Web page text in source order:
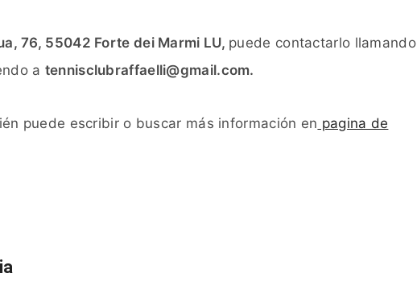
76, 55042 Forte dei Marmi LU, puede contactarlo llamando
a tennisclubraffaelli@gmail.com.
puede escribir o buscar más información en pagina de